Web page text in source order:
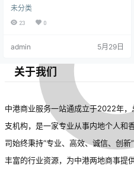
业迎来新机遇与挑战。近
示，近期咨询量显著上升，
反映出国际移民需求的多样
化趋势。
放宽、经济环境变化及家庭团聚需
求影响。技术、投资和留学移民为
的地也逐渐兴起。行业面临转型升
繁，服务商需增强专业能力。同
时，人工智能和大数据推动数字化
转型，提升服务效率。专家建议申
请人谨慎选择，相关部门加强监管
以保障权益。
未分类
23 0
admin 5月29日
关于我们
中港商业服务一站通成立于2022年
支机构，是一家专业从事内地个人和
司始终秉持“专业、高效、诚信、创
丰富的行业资源，为中港两地商事提